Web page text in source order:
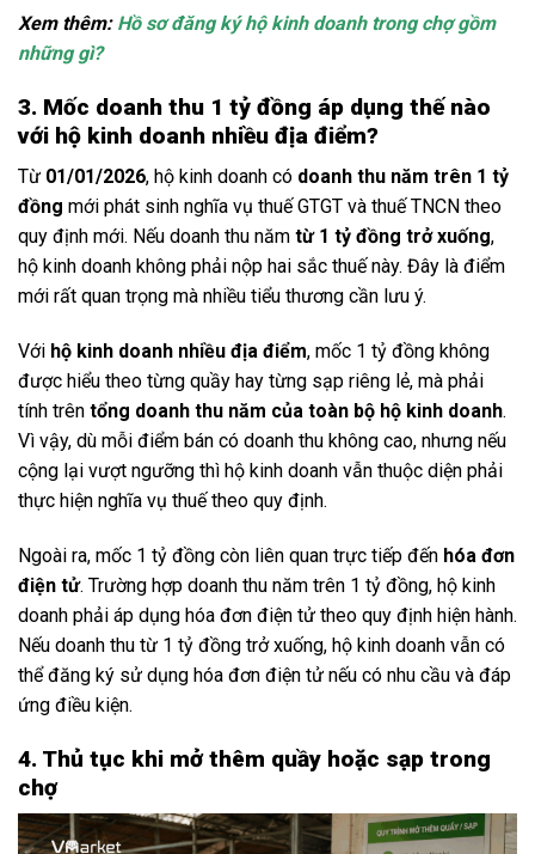
Xem thêm: Hồ sơ đăng ký hộ kinh doanh trong chợ gồm
những gì?
3. Mốc doanh thu 1 tỷ đồng áp dụng thế nào
với hộ kinh doanh nhiều địa điểm?
Từ 01/01/2026, hộ kinh doanh có doanh thu năm trên 1 tỷ
đồng mới phát sinh nghĩa vụ thuế GTGT và thuế TNCN theo
quy định mới. Nếu doanh thu năm từ 1 tỷ đồng trở xuống,
hộ kinh doanh không phải nộp hai sắc thuế này. Đây là điểm
mới rất quan trọng mà nhiều tiểu thương cần lưu ý.
Với hộ kinh doanh nhiều địa điểm, mốc 1 tỷ đồng không
được hiểu theo từng quầy hay từng sạp riêng lẻ, mà phải
tính trên tổng doanh thu năm của toàn bộ hộ kinh doanh.
Vì vậy, dù mỗi điểm bán có doanh thu không cao, nhưng nếu
cộng lại vượt ngưỡng thì hộ kinh doanh vẫn thuộc diện phải
thực hiện nghĩa vụ thuế theo quy định.
Ngoài ra, mốc 1 tỷ đồng còn liên quan trực tiếp đến hóa đơn
điện tử. Trường hợp doanh thu năm trên 1 tỷ đồng, hộ kinh
doanh phải áp dụng hóa đơn điện tử theo quy định hiện hành.
Nếu doanh thu từ 1 tỷ đồng trở xuống, hộ kinh doanh vẫn có
thể đăng ký sử dụng hóa đơn điện tử nếu có nhu cầu và đáp
ứng điều kiện.
4. Thủ tục khi mở thêm quầy hoặc sạp trong
chợ